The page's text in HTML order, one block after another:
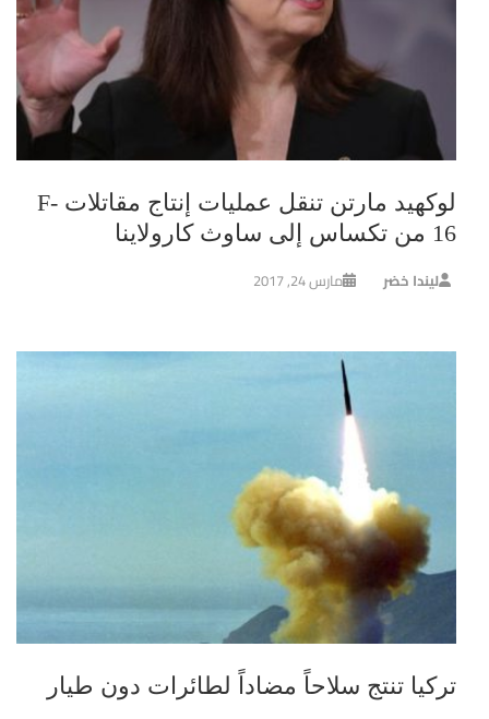
لوكهيد مارتن تنقل عمليات إنتاج مقاتلات F-
16 من تكساس إلى ساوث كارولاينا
ليندا خضر مارس 24, 2017
تركيا تنتج سلاحاً مضاداً لطائرات دون طيار